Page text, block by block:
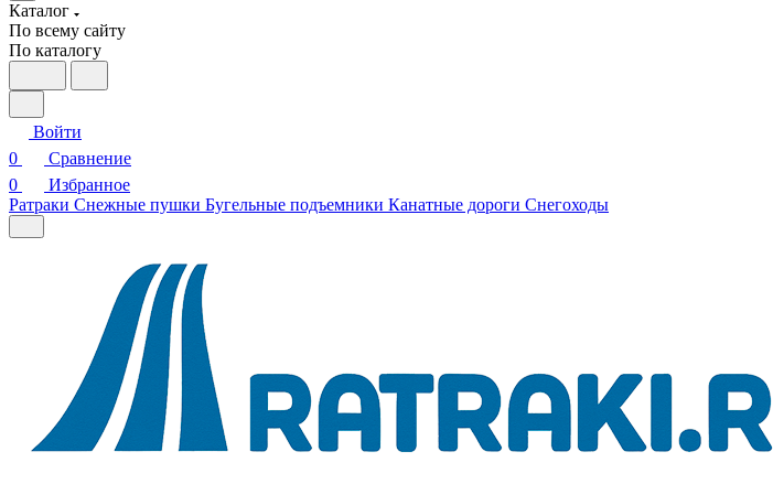
Каталог
По всему сайту
По каталогу
Войти
0
Сравнение
0
Избранное
Ратраки Снежные пушки Бугельные подъемники Канатные дороги Снегоходы